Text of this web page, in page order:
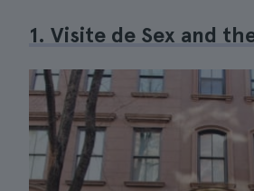
1. Visite de Sex and